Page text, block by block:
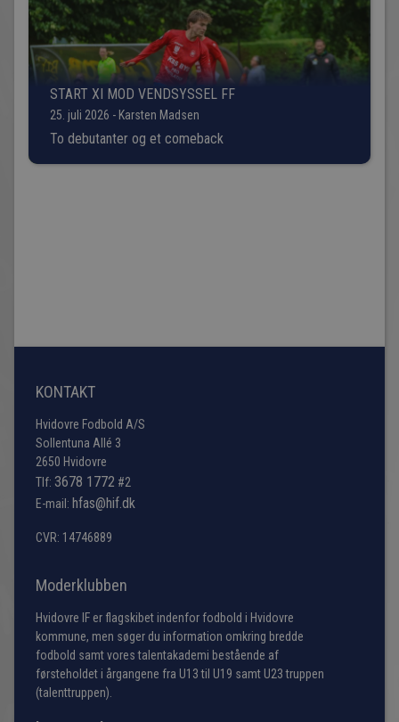
START XI MOD VENDSYSSEL FF
25. juli 2026 - Karsten Madsen
To debutanter og et comeback
KONTAKT
Hvidovre Fodbold A/S
Sollentuna Allé 3
2650 Hvidovre
Tlf: 3678 1772 #2
E-mail: hfas@hif.dk
CVR: 14746889
Moderklubben
Hvidovre IF er flagskibet indenfor fodbold i Hvidovre
kommune, men søger du information omkring bredde
fodbold samt vores talentakademi bestående af
førsteholdet i årgangene fra U13 til U19 samt U23 truppen
(talenttruppen).